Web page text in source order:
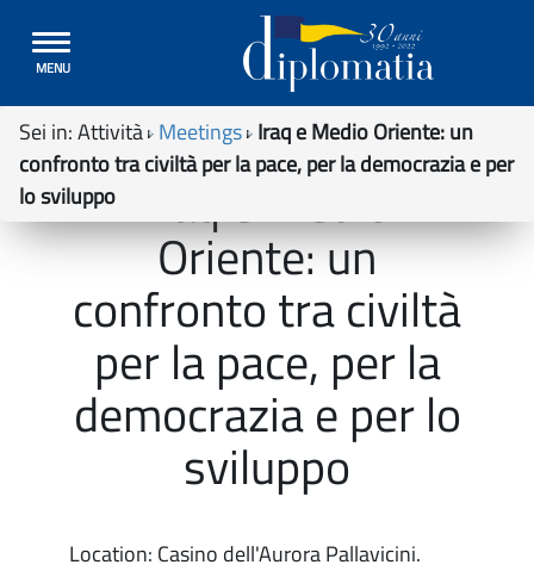
Toggle
navigation
MENU
Sei in:Attività Meetings Iraq e Medio Oriente: un
confronto tra civiltà per la pace, per la democrazia e per
lo sviluppo
Iraq e Medio
Oriente: un
confronto tra civiltà
per la pace, per la
democrazia e per lo
sviluppo
Location: Casino dell'Aurora Pallavicini.